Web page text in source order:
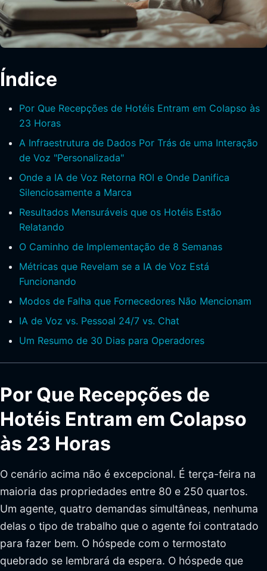
Índice
Por Que Recepções de Hotéis Entram em Colapso às
23 Horas
A Infraestrutura de Dados Por Trás de uma Interação
de Voz "Personalizada"
Onde a IA de Voz Retorna ROI e Onde Danifica
Silenciosamente a Marca
Resultados Mensuráveis que os Hotéis Estão
Relatando
O Caminho de Implementação de 8 Semanas
Métricas que Revelam se a IA de Voz Está
Funcionando
Modos de Falha que Fornecedores Não Mencionam
IA de Voz vs. Pessoal 24/7 vs. Chat
Um Resumo de 30 Dias para Operadores
Por Que Recepções de
Hotéis Entram em Colapso
às 23 Horas
O cenário acima não é excepcional. É terça-feira na
maioria das propriedades entre 80 e 250 quartos.
Um agente, quatro demandas simultâneas, nenhuma
delas o tipo de trabalho que o agente foi contratado
para fazer bem. O hóspede com o termostato
quebrado se lembrará da espera. O hóspede que